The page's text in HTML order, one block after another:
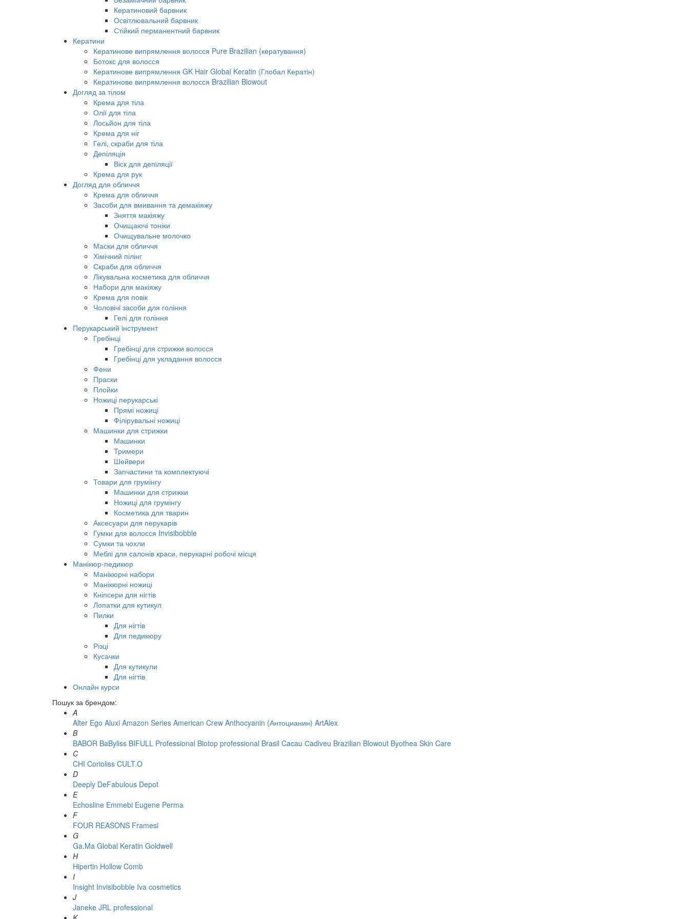
Кератиновий барвник
Освітлювальний барвник
Стійкий перманентний барвник
Кератини
Кератинове випрямлення волосся Pure Brazilian (кератування)
Ботокс для волосся
Кератинове випрямлення GK Hair Global Keratin (Глобал Кератін)
Кератинове випрямлення волосся Brazilian Blowout
Догляд за тілом
Крема для тіла
Олії для тіла
Лосьйон для тіла
Крема для ніг
Гелі, скраби для тіла
Депіляція
Віск для депіляції
Крема для рук
Догляд для обличчя
Крема для обличчя
Засоби для вмивання та демакіяжу
Зняття макіяжу
Очищаючі тоніки
Очищувальне молочко
Маски для обличчя
Хімічний пілінг
Скраби для обличчя
Лікувальна косметика для обличчя
Набори для макіяжу
Крема для повік
Чоловічі засоби для гоління
Гелі для гоління
Перукарський інструмент
Гребінці
Гребінці для стрижки волосся
Гребінці для укладання волосся
Фени
Праски
Плойки
Ножиці перукарські
Прямі ножиці
Філірувальні ножиці
Машинки для стрижки
Машинки
Тримери
Шейвери
Запчастини та комплектуючі
Товари для грумінгу
Машинки для стрижки
Ножиці для грумінгу
Косметика для тварин
Аксесуари для перукарів
Гумки для волосся Invisibobble
Сумки та чохли
Меблі для салонів краси, перукарні робочі місця
Манікюр-педикюр
Манікюрні набори
Манікюрні ножиці
Кніпсери для нігтів
Лопатки для кутикул
Пилки
Для нігтів
Для педикюру
Різці
Кусачки
Для кутикули
Для нігтів
Онлайн курси
Пошук за брендом:
A
Alter Ego Aluxi Amazon Series American Crew Anthocyanin (Антоцианин) ArtAlex
B
BABOR BaByliss BIFULL Professional Biotop professional Brasil Cacau Сadiveu Brazilian Blowout Byothea Skin Care
C
CHI Corioliss CULT.O
D
Deeply DeFabulous Depot
E
Echosline Emmebi Eugene Perma
F
FOUR REASONS Framesi
G
Ga.Ma Global Keratin Goldwell
H
Hipertin Hollow Comb
I
Insight Invisibobble Iva cosmetics
J
Janeke JRL professional